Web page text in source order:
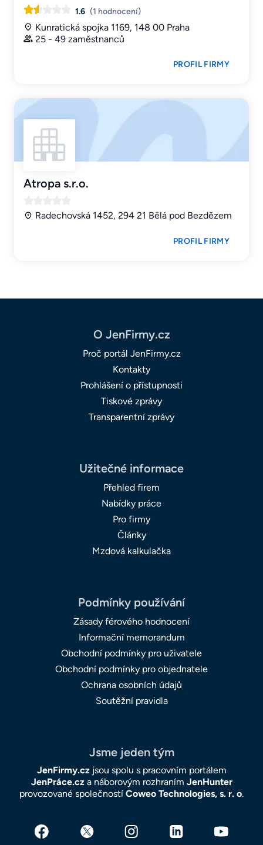
1.6 (1 hodnocení)
Kunratická spojka 1169, 148 00 Praha
25 - 49 zaměstnanců
PROFIL FIRMY
Atropa s.r.o.
Radechovská 1452, 294 21 Bělá pod Bezdězem
PROFIL FIRMY
O JenFirmy.cz
Proč portál JenFirmy.cz
Kontakty
Prohlášení o přístupnosti
Tiskové zprávy
Transparentní zprávy
Užitečné informace
Přehled firem
Nabídky práce
Pro firmy
Články
Mzdová kalkulačka
Podmínky používání
Zásady férového hodnocení
Informační memorandum
Obchodní podmínky pro uživatele
Obchodní podmínky pro objednatele
Ochrana osobních údajů
Soutěžní pravidla
Jsme jeden tým
JenFirmy.czjsou spolu s pracovním portálem
JenPráce.cza náborovým rozhraním JenHunter
provozované společností Coweo Technologies, s. r. o.